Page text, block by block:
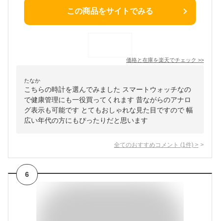
この商品をサイトでみる
価格と在庫を楽天でチェック >>
たなか
こちらの時計を選んでみました スマートウォッチなの
で健康管理にも一役買ってくれます 昔ながらのアナロ
グ表示も可能です とてもおしゃれな見た目ですので 幅
広い年代の方にもぴったりだと思います
全てのおすすめコメント (1 件) >
6